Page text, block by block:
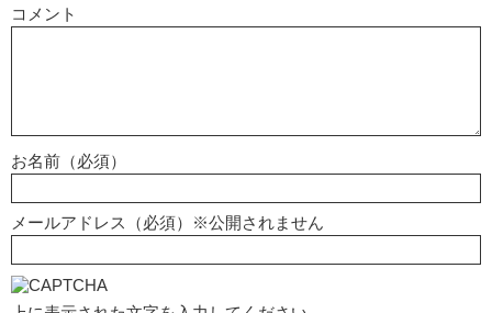
コメント
お名前（必須）
メールアドレス（必須）※公開されません